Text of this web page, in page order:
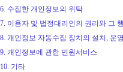
6. 수집한 개인정보의 위탁
7. 이용자 및 법정대리인의 권리와 그
8. 개인정보 자동수집 장치의 설치, 운
9. 개인정보에 관한 민원서비스
10. 기타